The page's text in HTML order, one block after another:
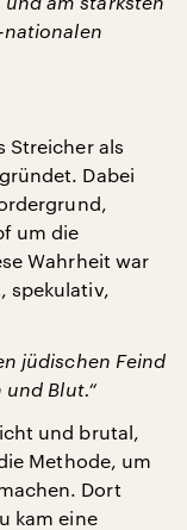
Streicher als
Dabei
um die
Wahrheit war
spekulativ,
jüdischen Feind
Blut.“
und brutal,
Methode, um
Dort
kam eine